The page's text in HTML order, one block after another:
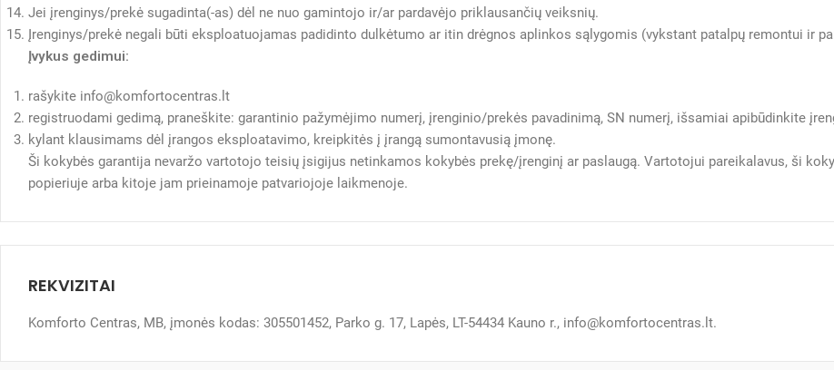
Jei įrenginys/prekė sugadinta(-as) dėl ne nuo gamintojo ir/ar pardavėjo priklausančių veiksnių.
Įrenginys/prekė negali būti eksploatuojamas padidinto dulkėtumo ar itin drėgnos aplinkos sąlygomis (vykstant patalpų remontui ir
Įvykus gedimui:
rašykite info@komfortocentras.lt
registruodami gedimą, praneškite: garantinio pažymėjimo numerį, įrenginio/prekės pavadinimą, SN numerį, išsamiai apibūdinkite
kylant klausimams dėl įrangos eksploatavimo, kreipkitės į įrangą sumontavusią įmonę.
Ši kokybės garantija nevaržo vartotojo teisių įsigijus netinkamos kokybės prekę/įrenginį ar paslaugą. Vartotojui pareikalavus, ši
popieriuje arba kitoje jam prieinamoje patvariojoje laikmenoje.
REKVIZITAI
Komforto Centras, MB, įmonės kodas: 305501452, Parko g. 17, Lapės, LT-54434 Kauno r., info@komfortocentras.lt.